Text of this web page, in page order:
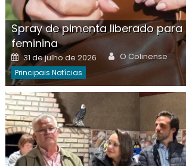
Spray de pimenta liberado
feminina
Posted
on
31 de julho de 2026 Author
O Colinense
Principais Notícias